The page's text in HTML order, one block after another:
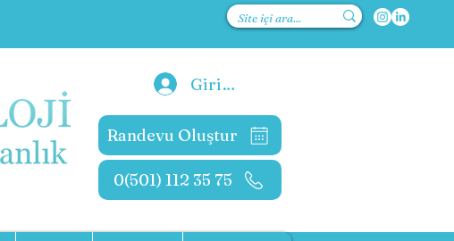
Giriş Yap
Randevu Oluştur
0(501) 112 35 75